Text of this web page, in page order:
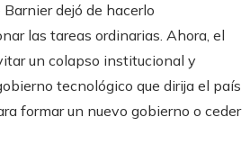
dejó de hacerlo
las tareas ordinarias. Ahora, el
un colapso institucional y
tecnológico que dirija el país
formar un nuevo gobierno o ceder